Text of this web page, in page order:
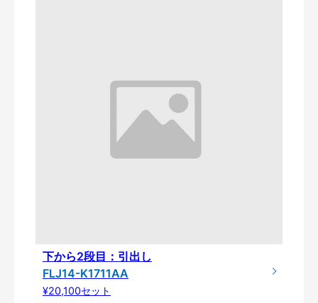
下から2段目：引出し
FLJ14-K1711AA
¥20,100セット